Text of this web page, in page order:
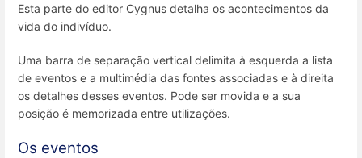
Esta parte do editor Cygnus detalha os acontecimentos da
vida do indivíduo.
Uma barra de separação vertical delimita à esquerda a lista
de eventos e a multimédia das fontes associadas e à direita
os detalhes desses eventos. Pode ser movida e a sua
posição é memorizada entre utilizações.
Os eventos